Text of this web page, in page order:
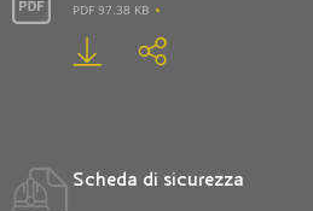
PDF 97.38 KB
Scheda di sicurezza